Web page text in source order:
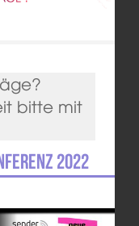
bitte mit
2022